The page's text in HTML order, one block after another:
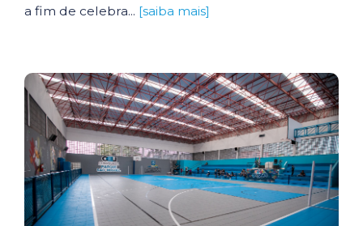
a fim de celebra... [saiba mais]